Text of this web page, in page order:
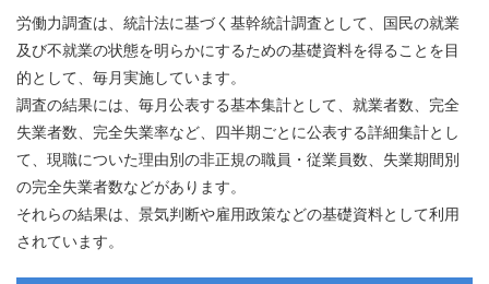
労働力調査は、統計法に基づく基幹統計調査として、国民の就業
及び不就業の状態を明らかにするための基礎資料を得ることを目
的として、毎月実施しています。
調査の結果には、毎月公表する基本集計として、就業者数、完全
失業者数、完全失業率など、四半期ごとに公表する詳細集計とし
て、現職についた理由別の非正規の職員・従業員数、失業期間別
の完全失業者数などがあります。
それらの結果は、景気判断や雇用政策などの基礎資料として利用
されています。